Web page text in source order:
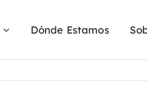
Dónde Estamos